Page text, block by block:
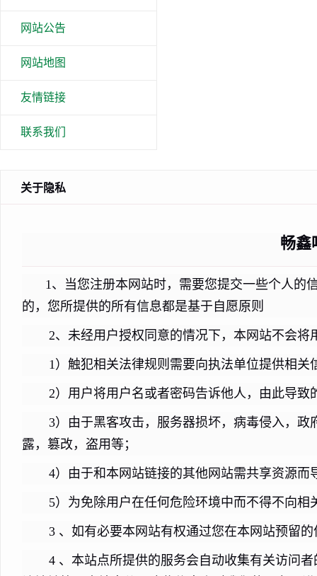
网站公告
网站地图
友情链接
联系我们
关于隐私
畅鑫
1、当您注册本网站时，需要您提交一些个人的
的，您所提供的所有信息都是基于自愿原则
2、未经用户授权同意的情况下，本网站不会
1）触犯相关法律规则需要向执法单位提供相关
2）用户将用户名或者密码告诉他人，由此导致
3）由于黑客攻击，服务器损坏，病毒侵入，
露，篡改，盗用等；
4）由于和本网站链接的其他网站需共享资源而
5）为免除用户在任何危险环境中而不得不向相
3 、如有必要本网站有权通过您在本网站预留
4 、本站点所提供的服务会自动收集有关访问